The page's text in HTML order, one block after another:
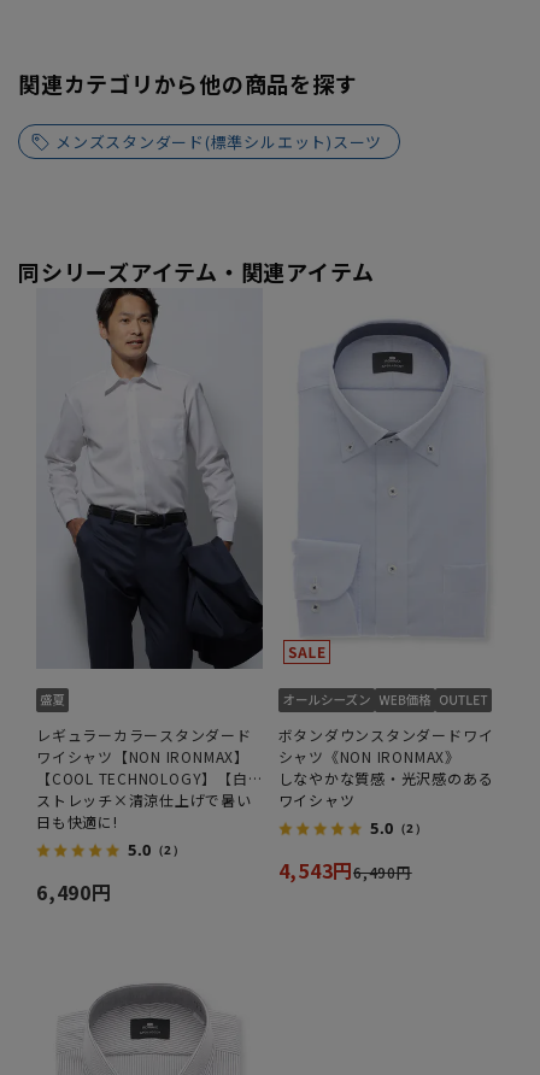
関連カテゴリから他の商品を探す
メンズスタンダード(標準シルエット)スーツ
同シリーズアイテム・関連アイテム
レギュラーカラースタンダード
ワイシャツ【NON IRONMAX】
【COOL TECHNOLOGY】【白
無地】
ストレッチ×清涼仕上げで暑い
日も快適に!
5.0 （2）
6,490円
ボタンダウンスタンダードワイ
シャツ《NON IRONMAX》
しなやかな質感・光沢感のある
ワイシャツ
5.0 （2）
4,543円6,490円